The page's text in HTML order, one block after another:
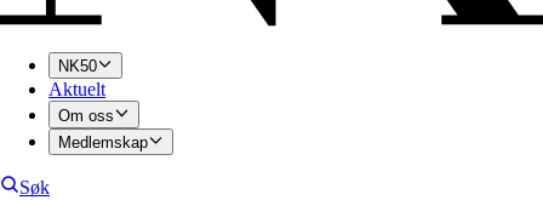
NK50
Aktuelt
Om oss
Medlemskap
Søk